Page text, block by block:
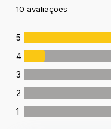
10 avaliações
5
4
3
2
1